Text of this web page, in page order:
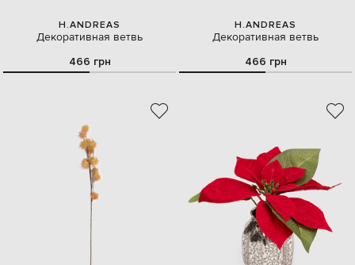
H.ANDREAS
Декоративная ветвь
466 грн
H.ANDREAS
Декоративная ветвь
466 грн